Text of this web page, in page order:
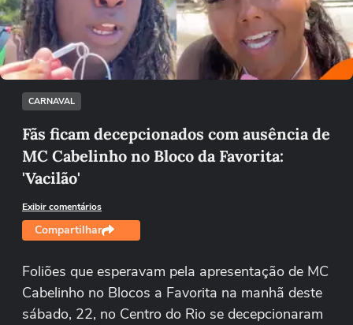
Tentar novamente
CARNAVAL
Fãs ficam decepcionados com ausência de
MC Cabelinho no Bloco da Favorita:
'Vacilão'
Exibir comentários
Compartilhar
Foliões que esperavam pela apresentação de MC
Cabelinho no Blocos a Favorita na manhã deste
sábado, 22, no Centro do Rio se decepcionaram